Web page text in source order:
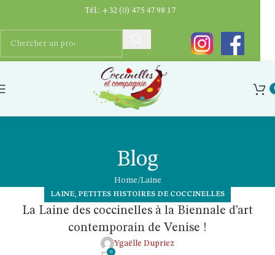
Blog
Home Laine
LAINE, PETITES HISTOIRES DE COCCINELLES
La Laine des coccinelles à la Biennale d’art
contemporain de Venise !
Ygaëlle Dupriez
0
Tél.: +32 (0) 475 47 98 17